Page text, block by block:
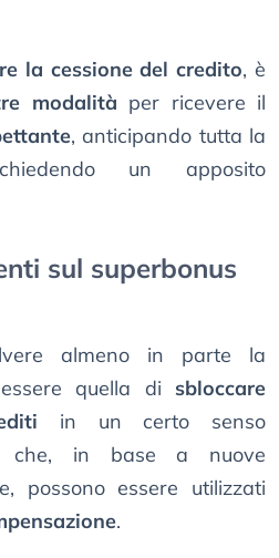
la cessione del credito, è
modalità per ricevere il
, anticipando tutta la
un apposito
sul superbonus
almeno in parte la
quella di sbloccare
in un certo senso
che, in base a nuove
possono essere utilizzati
.